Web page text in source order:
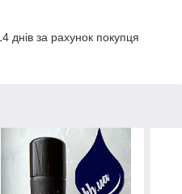
днів за рахунок покупця